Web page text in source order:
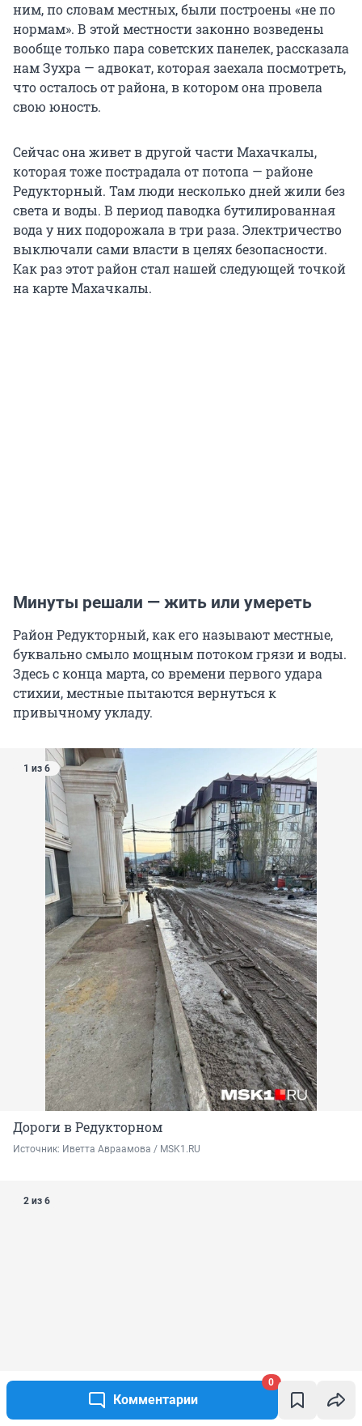
Комментарии
0
ним, по словам местных, были построены «не по
нормам». В этой местности законно возведены
вообще только пара советских панелек, рассказала
нам Зухра — адвокат, которая заехала посмотреть,
что осталось от района, в котором она провела
свою юность.
Сейчас она живет в другой части Махачкалы,
которая тоже пострадала от потопа — районе
Редукторный. Там люди несколько дней жили без
света и воды. В период паводка бутилированная
вода у них подорожала в три раза. Электричество
выключали сами власти в целях безопасности.
Как раз этот район стал нашей следующей точкой
на карте Махачкалы.
Минуты решали — жить или умереть
Район Редукторный, как его называют местные,
буквально смыло мощным потоком грязи и воды.
Здесь с конца марта, со времени первого удара
стихии, местные пытаются вернуться к
привычному укладу.
1 из 6
Дороги в Редукторном
Источник: Иветта Авраамова / MSK1.RU
2 из 6